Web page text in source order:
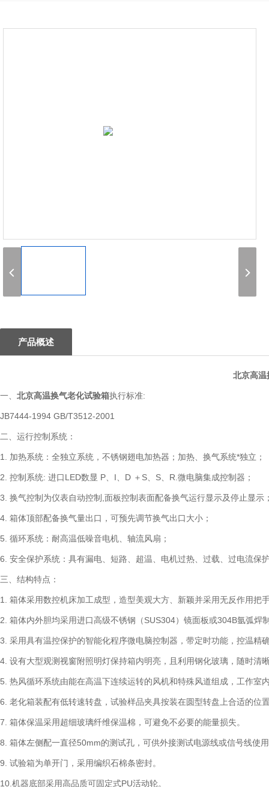
产品概述
北京高温
一、 北京高温换气老化试验箱执行标准:
JB7444-1994 GB/T3512-2001
二、运行控制系统：
1. 加热系统：全独立系统，不锈钢翅电加热器；加热、换气系统*独立；
2. 控制系统: 进口LED数显 P、I、D ＋S、S、R.微电脑集成控制器；
3. 换气控制为仪表自动控制,面板控制表面配备换气运行显示及停止显示
4. 箱体顶部配备换气量出口，可预先调节换气出口大小；
5. 循环系统：耐高温低噪音电机、轴流风扇；
6. 安全保护系统：具有漏电、短路、超温、电机过热、过载、过电流保
三、结构特点：
1. 箱体采用数控机床加工成型，造型美观大方、新颖并采用无反作用把
2. 箱体内外胆均采用进口高级不锈钢（SUS304）镜面板或304B氩弧
3. 采用具有温控保护的智能化程序微电脑控制器，带定时功能，控温精
4. 设有大型观测视窗附照明灯保持箱内明亮，且利用钢化玻璃，随时清
5. 热风循环系统由能在高温下连续运转的风机和特殊风道组成，工作室
6. 老化箱装配有低转速转盘，试验样品夹具按装在圆型转盘上合适的位
7. 箱体保温采用超细玻璃纤维保温棉，可避免不必要的能量损失。
8. 箱体左侧配一直径50mm的测试孔，可供外接测试电源线或信号线使
9. 试验箱为单开门，采用编织石棉条密封。
10.机器底部采用高品质可固定式PU活动轮。